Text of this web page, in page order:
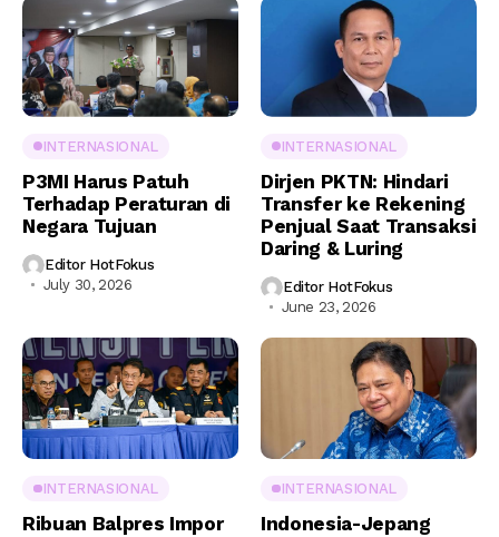
INTERNASIONAL
P3MI Harus Patuh
Terhadap Peraturan di
Negara Tujuan
Editor HotFokus
July 30, 2026
INTERNASIONAL
Dirjen PKTN: Hindari
Transfer ke Rekening
Penjual Saat Transaksi
Daring & Luring
Editor HotFokus
June 23, 2026
INTERNASIONAL
Ribuan Balpres Impor
INTERNASIONAL
Indonesia-Jepang